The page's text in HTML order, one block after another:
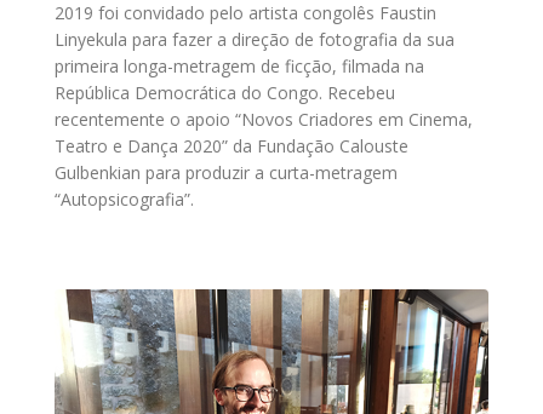
2019 foi convidado pelo artista congolês Faustin
Linyekula para fazer a direção de fotografia da sua
primeira longa-metragem de ficção, filmada na
República Democrática do Congo. Recebeu
recentemente o apoio “Novos Criadores em Cinema,
Teatro e Dança 2020” da Fundação Calouste
Gulbenkian para produzir a curta-metragem
“Autopsicografia”.